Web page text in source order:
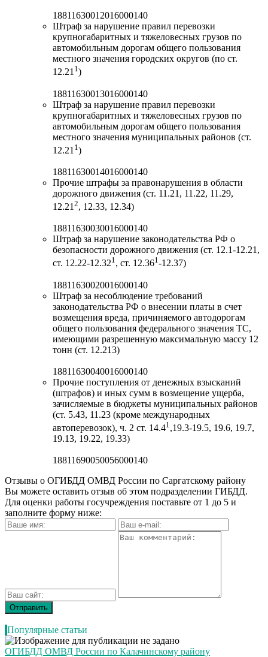
18811630012016000140
Штраф за нарушение правил перевозки
крупногабаритных и тяжеловесных грузов по
автомобильным дорогам общего пользования
местного значения городских округов (по ст.
12.211)
18811630013016000140
Штраф за нарушение правил перевозки
крупногабаритных и тяжеловесных грузов по
автомобильным дорогам общего пользования
местного значения муниципальных районов (ст.
12.21 1 )
18811630014016000140
Прочие штрафы за правонарушения в области
дорожного движения (ст. 11.21, 11.22, 11.29,
12.21 2, 12.33, 12.34)
18811630030016000140
Штраф за нарушение законодательства РФ о
безопасности дорожного движения (ст. 12.1-12.21,
ст. 12.22-12.321, ст. 12.361-12.37)
18811630020016000140
Штраф за несоблюдение требований
законодательства РФ о внесении платы в счет
возмещения вреда, причиняемого автодорогам
общего пользования федерального значения ТС,
имеющими разрешенную максимальную массу 12
тонн (ст. 12.213)
18811630040016000140
Прочие поступления от денежных взысканий
(штрафов) и иных сумм в возмещение ущерба,
зачисляемые в бюджеты муниципальных районов
(ст. 5.43, 11.23 (кроме международных
автоперевозок), ч. 2 ст. 14.41 ,19.3-19.5, 19.6, 19.7,
19.13, 19.22, 19.33)
18811690050056000140
Отзывы о ОГИБДД ОМВД России по Саргатскому району
Вы можете оставить отзыв об этом подразделении ГИБДД.
Для оценки работы госучреждения поставьте от 1 до 5 и
заполните форму ниже:
Популярные статьи
ОГИБДД ОМВД России по Калачинскому району